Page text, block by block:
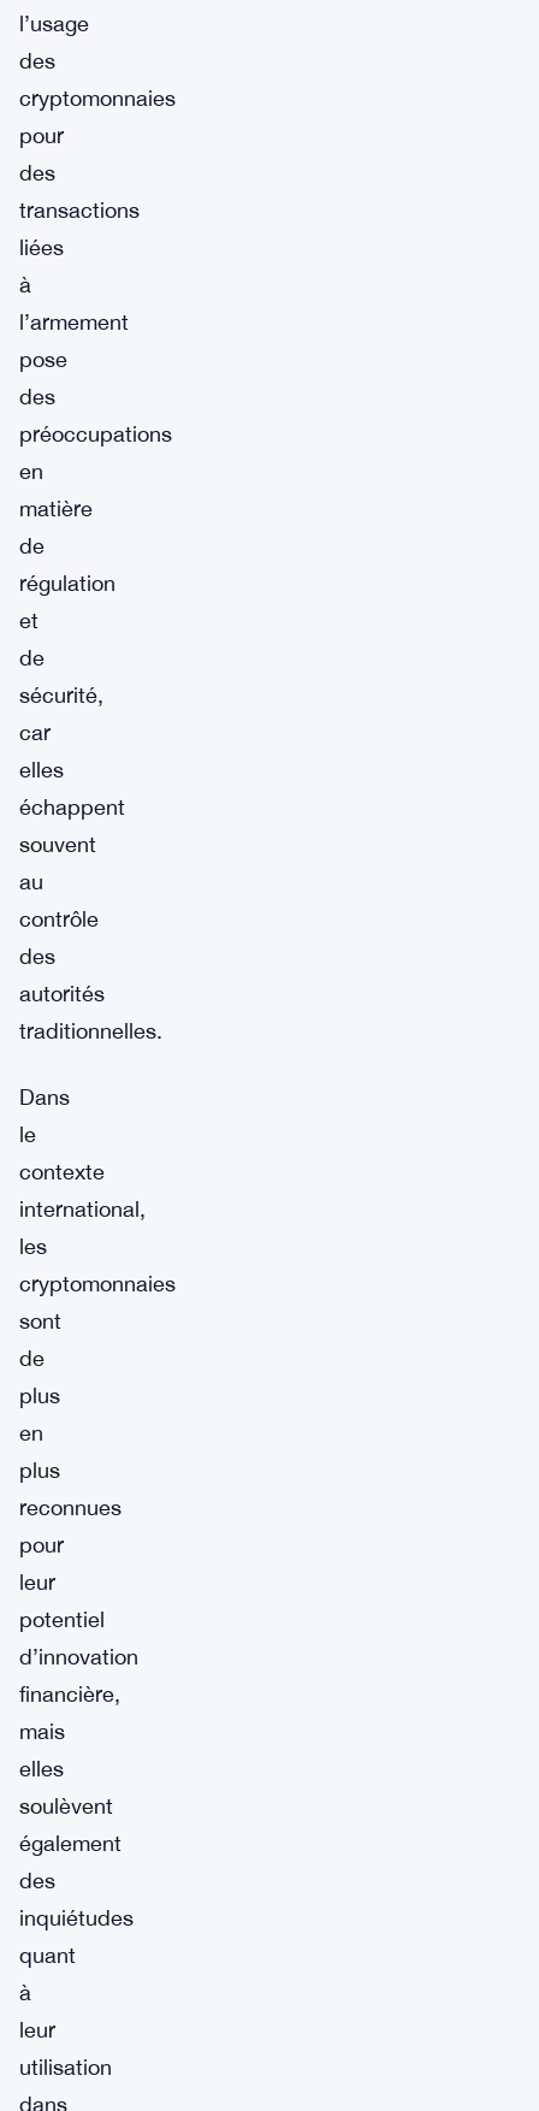
l’usage
des
cryptomonnaies
pour
des
transactions
liées
à
l’armement
pose
des
préoccupations
en
matière
de
régulation
et
de
sécurité,
car
elles
échappent
souvent
au
contrôle
des
autorités
traditionnelles.
Dans
le
contexte
international,
les
cryptomonnaies
sont
de
plus
en
plus
reconnues
pour
leur
potentiel
d’innovation
financière,
mais
elles
soulèvent
également
des
inquiétudes
quant
à
leur
utilisation
dans